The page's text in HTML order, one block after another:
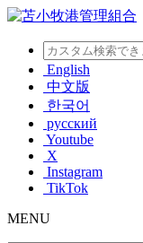
English
中文版
한국어
русский
Youtube
X
Instagram
TikTok
MENU